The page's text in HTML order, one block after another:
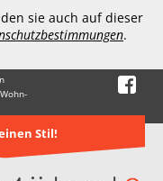
sie auch auf dieser
.
Stil!